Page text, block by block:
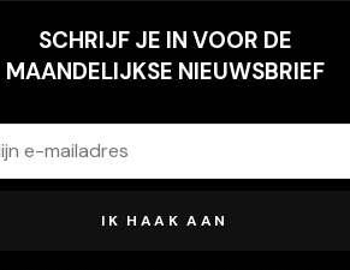
SCHRIJF JE IN VOOR DE
MAANDELIJKSE NIEUWSBRIEF